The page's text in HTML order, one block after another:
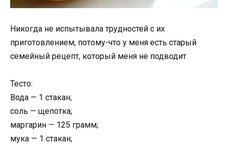
Никогда не испытывала трудностей с их
приготовлением, потому-что у меня есть старый
семейный рецепт, который меня не подводит
Тесто:
Вода — 1 стакан;
соль — щепотка;
маргарин — 125 грамм;
мука — 1 стакан;